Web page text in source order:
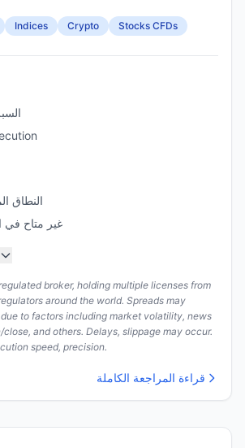
Indices Crypto Stocks CFDs
النطاق
غير متاح في
broker, holding multiple licenses from
around the world. Spreads may
to factors including market volatility, news
and others. Delays, slippage may occur.
speed, precision.
قراءة المراجعة الكاملة